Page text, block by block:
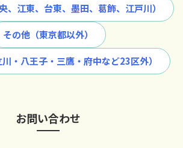
、江東、台東、墨田、葛飾、江戸川）
その他（東京都以外）
・八王子・三鷹・府中など23区外）
お問い合わせ